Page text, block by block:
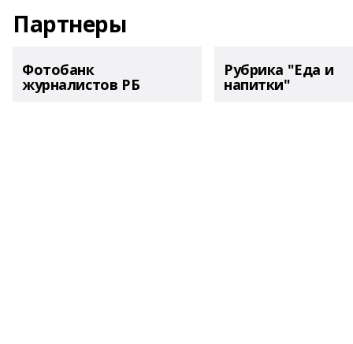
Партнеры
Фотобанк
журналистов РБ
Рубрика "Еда и
напитки"